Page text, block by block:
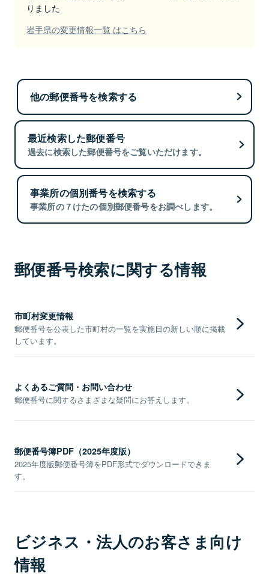
りました
岩手県の変更情報一覧 はこちら
他の郵便番号を検索する
最近検索した郵便番号
過去に検索した郵便番号をご覧いただけます。
事業所の個別番号を検索する
事業所の７けたの個別郵便番号をお調べします。
郵便番号検索に関する情報
市町村変更情報
郵便番号を公表した市町村の一覧を実施日の新しい順に掲載
しています。
よくあるご質問・お問い合わせ
郵便番号に関するさまざまな疑問にお答えします。
郵便番号簿PDF（2025年度版）
2025年度版郵便番号簿をPDF形式でダウンロードできま
す。
ビジネス・法人のお客さま向け
情報